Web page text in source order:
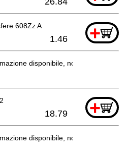
608Zz A +
1.46
disponibile, non ordinabile
+
18.79
disponibile, non ordinabile